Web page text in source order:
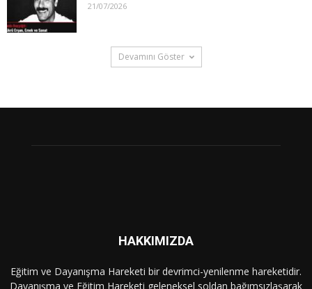
21/07/2026
Devamını Göster
HAKKIMIZDA
Eğitim ve Dayanışma Hareketi bir devrimci-yenilenme hareketidir.
Dayanışma ve Eğitim Hareketi geleneksel soldan bağımsızlaşarak